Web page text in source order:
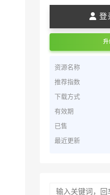
登
升
资源名称
推荐指数
下载方式
有效期
已售
最近更新